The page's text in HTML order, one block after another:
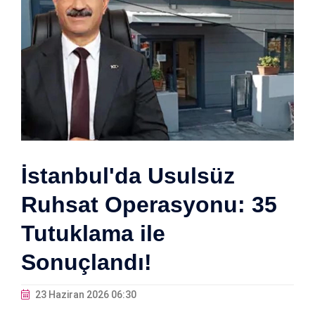
İstanbul'da Usulsüz
Ruhsat Operasyonu: 35
Tutuklama ile
Sonuçlandı!
23 Haziran 2026 06:30